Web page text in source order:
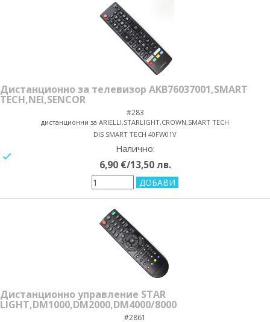
Дистанционно за телевизор AKB76037001,SMART
TECH,NEI,SENCOR
#283
дистанционни за ARIELLI,STARLIGHT,CROWN,SMART TECH
DIS SMART TECH 40FW01V
Налично:
6,90 €/13,50 лв.
Дистанционно управление STAR
LIGHT,DM1000,DM2000,DM4000/8000
#2861